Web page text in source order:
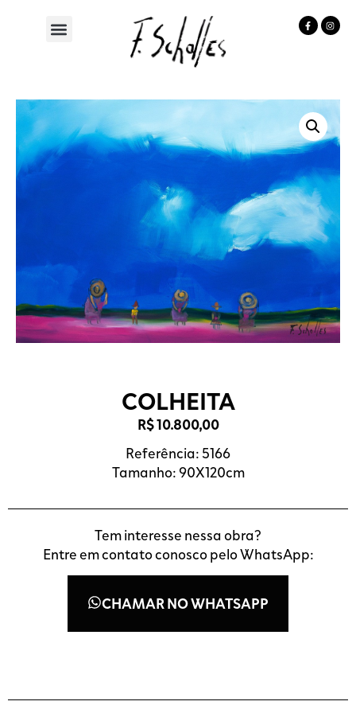
COLHEITA
R$10.800,00
Referência: 5166
Tamanho: 90X120cm
Tem interesse nessa obra?
Entre em contato conosco pelo WhatsApp:
CHAMAR NO WHATSAPP